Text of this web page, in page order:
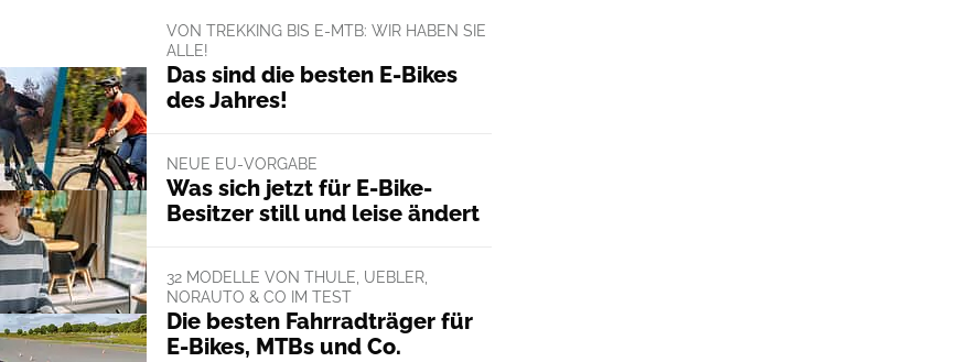
VON TREKKING BIS E-MTB: WIR HABEN SIE
ALLE!
Das sind die besten E-Bikes
des Jahres!
NEUE EU-VORGABE
Was sich jetzt für E-Bike-
Besitzer still und leise ändert
32 MODELLE VON THULE, UEBLER,
NORAUTO & CO IM TEST
Die besten Fahrradträger für
E-Bikes, MTBs und Co.